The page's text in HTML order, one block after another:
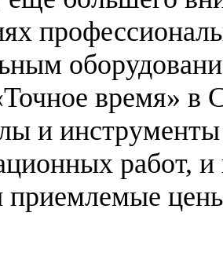
время»
и
работ,
приемлемые